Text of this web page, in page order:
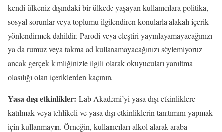
kendi ülkeniz dışındaki bir ülkede yaşayan kullanıcılara politika,
sosyal sorunlar veya toplumu ilgilendiren konularla alakalı içerik
yönlendirmek dahildir. Parodi veya eleştiri yayınlayamayacağınızı
ya da rumuz veya takma ad kullanamayacağınızı söylemiyoruz
ancak gerçek kimliğinizle ilgili olarak okuyucuları yanıltma
olasılığı olan içeriklerden kaçının.
Yasa dışı etkinlikler: Lab Akademi’yi yasa dışı etkinliklere
katılmak veya tehlikeli ve yasa dışı etkinliklerin tanıtımını yapmak
için kullanmayın. Örneğin, kullanıcıları alkol alarak araba